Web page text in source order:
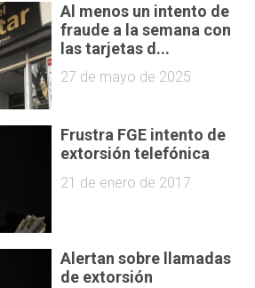
Al menos un intento de
fraude a la semana con
las tarjetas d...
27 de mayo de 2025
Frustra FGE intento de
extorsión telefónica
21 de enero de 2017
Alertan sobre llamadas
de extorsión